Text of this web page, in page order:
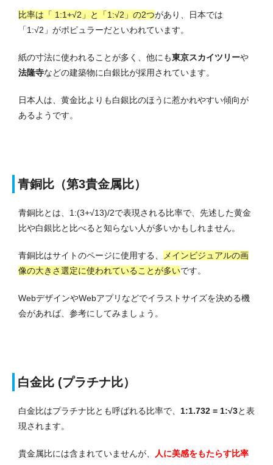
比率は「 1:1+√2」と「1:√2」の2つがあり、日本では
「1:√2」がポピュラーだといわれています。
紙の寸法に使われることが多く、他にも東京スカイツリーや
法隆寺などの建築物に白銀比が採用されています。
日本人は、黄金比よりも白銀比のほうに惹かれやすい傾向が
あるようです。
青銅比（第3貴金属比）
青銅比とは、1:(3+√13)/2で表現される比率で、先述した黄金
比や白銀比と比べると知らない人が多いかもしれません。
青銅比はサイトのページに使用する、
メインビジュアルの画
像の大きさ選定に使われていることが多いです。
WebデザインやWebアプリなどでイラストサイズを決める機
会があれば、参考にしてみましょう。
白金比 (プラチナ比）
白金比はプラチナ比とも呼ばれる比率で、 1:1.732 = 1:√3と表
現されます。
貴金属比には含まれていませんが、
人に美感をもたらす比率